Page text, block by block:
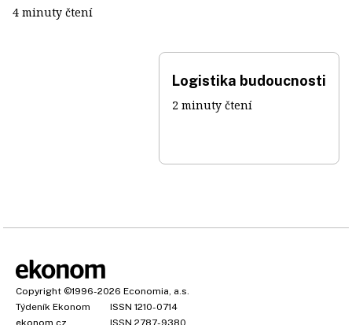
4 minuty čtení
Logistika budoucnosti
2 minuty čtení
Copyright ©1996-2026 Economia, a.s.
Týdeník Ekonom
ISSN 1210-0714
ekonom.cz
ISSN 2787-9380